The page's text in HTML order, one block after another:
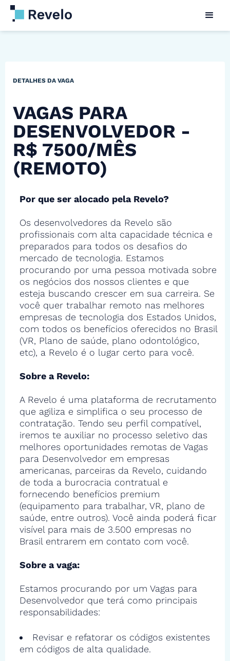
DETALHES DA VAGA
VAGAS PARA
DESENVOLVEDOR -
R$ 7500/MÊS
(REMOTO)
Por que ser alocado pela Revelo?
Os desenvolvedores da Revelo são
profissionais com alta capacidade técnica e
preparados para todos os desafios do
mercado de tecnologia. Estamos
procurando por uma pessoa motivada sobre
os negócios dos nossos clientes e que
esteja buscando crescer em sua carreira. Se
você quer trabalhar remoto nas melhores
empresas de tecnologia dos Estados Unidos,
com todos os benefícios oferecidos no Brasil
(VR, Plano de saúde, plano odontológico,
etc), a Revelo é o lugar certo para você.
Sobre a Revelo:
A Revelo é uma plataforma de recrutamento
que agiliza e simplifica o seu processo de
contratação. Tendo seu perfil compatível,
iremos te auxiliar no processo seletivo das
melhores oportunidades remotas de Vagas
para Desenvolvedor em empresas
americanas, parceiras da Revelo, cuidando
de toda a burocracia contratual e
fornecendo benefícios premium
(equipamento para trabalhar, VR, plano de
saúde, entre outros). Você ainda poderá ficar
visível para mais de 3.500 empresas no
Brasil entrarem em contato com você.
Sobre a vaga:
Estamos procurando por um Vagas para
Desenvolvedor que terá como principais
responsabilidades:
Revisar e refatorar os códigos existentes
em códigos de alta qualidade.